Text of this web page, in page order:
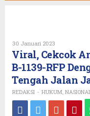
30 Januari 2023
REDAKSI
Viral, Cekcok
B-1139-RFP
Tengah Jalan
REDAKSI - HUKUM